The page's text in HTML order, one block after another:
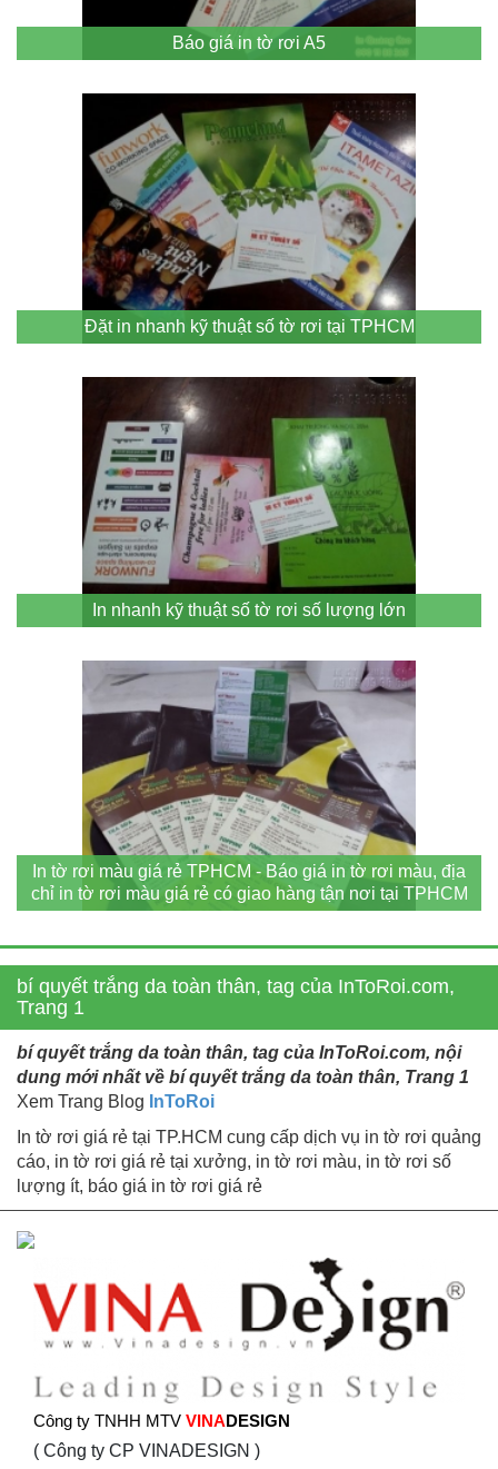
Báo giá in tờ rơi A5
Đặt in nhanh kỹ thuật số tờ rơi tại TPHCM
In nhanh kỹ thuật số tờ rơi số lượng lớn
In tờ rơi màu giá rẻ TPHCM - Báo giá in tờ rơi màu, địa
chỉ in tờ rơi màu giá rẻ có giao hàng tận nơi tại TPHCM
bí quyết trắng da toàn thân, tag của InToRoi.com,
Trang 1
bí quyết trắng da toàn thân, tag của InToRoi.com, nội
dung mới nhất về bí quyết trắng da toàn thân, Trang 1
Xem Trang Blog InToRoi
In tờ rơi giá rẻ tại TP.HCM cung cấp dịch vụ in tờ rơi quảng
cáo, in tờ rơi giá rẻ tại xưởng, in tờ rơi màu, in tờ rơi số
lượng ít, báo giá in tờ rơi giá rẻ
Công ty TNHH MTV VINADESIGN
( Công ty CP VINADESIGN )